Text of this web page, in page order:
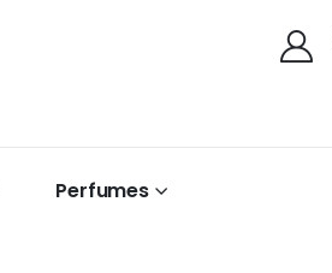
Perfumes